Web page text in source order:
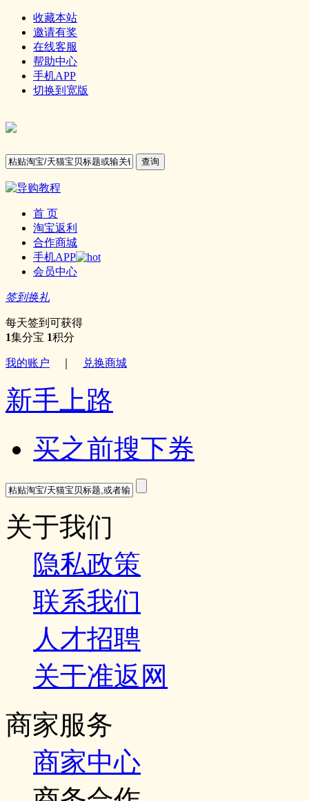
收藏本站
邀请有奖
在线客服
帮助中心
手机APP
切换到宽版
查询
首 页
淘宝返利
合作商城
手机APP
会员中心
签到换礼
每天签到可获得
1集分宝 1积分
我的账户 兑换商城
新手上路
买之前搜下券
关于我们
隐私政策
联系我们
人才招聘
关于准返网
商家服务
商家中心